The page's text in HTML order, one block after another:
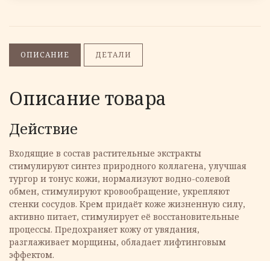
ОПИСАНИЕ ДЕТАЛИ
Описание товара
Действие
Входящие в состав растительные экстракты
стимулируют синтез природного коллагена, улучшая
тургор и тонус кожи, нормализуют водно-солевой
обмен, стимулируют кровообращение, укрепляют
стенки сосудов. Крем придаёт коже жизненную силу,
активно питает, стимулирует её восстановительные
процессы. Предохраняет кожу от увядания,
разглаживает морщины, обладает лифтинговым
эффектом.